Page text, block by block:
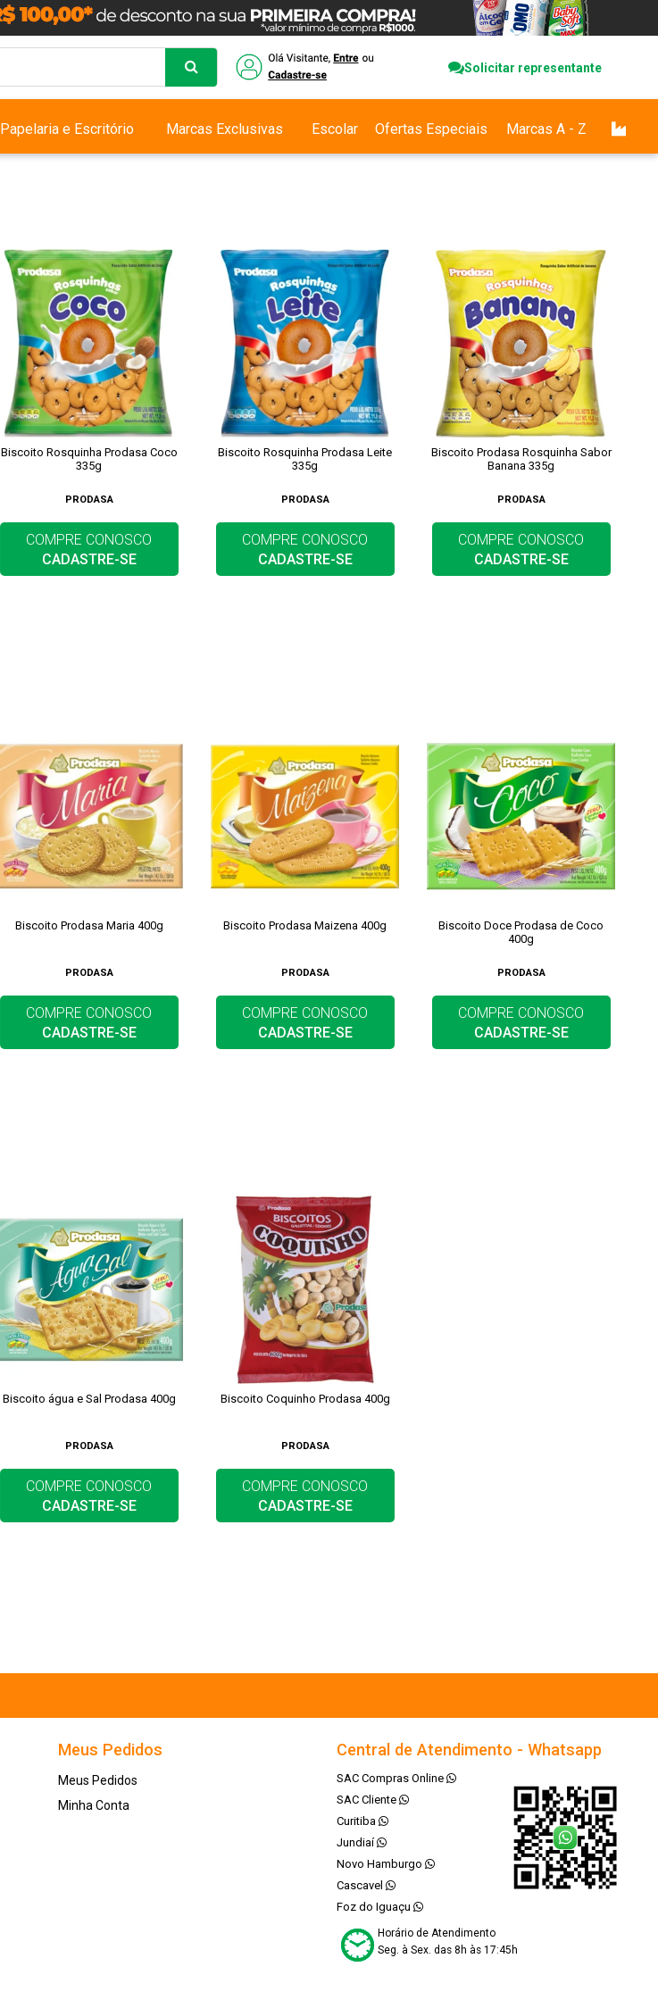
Solicitar representante
Papelaria e Escritório Marcas Exclusivas Escolar Ofertas Especiais Marcas A - Z
Biscoito Rosquinha Prodasa Coco
335g
PRODASA
COMPRE CONOSCO
CADASTRE-SE
Biscoito Rosquinha Prodasa Leite
335g
PRODASA
COMPRE CONOSCO
CADASTRE-SE
Biscoito Prodasa Rosquinha Sabor
Banana 335g
PRODASA
COMPRE CONOSCO
CADASTRE-SE
Biscoito Prodasa Maria 400g
PRODASA
COMPRE CONOSCO
CADASTRE-SE
Biscoito Prodasa Maizena 400g
PRODASA
COMPRE CONOSCO
CADASTRE-SE
Biscoito Doce Prodasa de Coco
400g
PRODASA
COMPRE CONOSCO
CADASTRE-SE
Biscoito água e Sal Prodasa 400g
PRODASA
COMPRE CONOSCO
CADASTRE-SE
Biscoito Coquinho Prodasa 400g
PRODASA
COMPRE CONOSCO
CADASTRE-SE
Meus Pedidos
Meus Pedidos
Minha Conta
Central de Atendimento - Whatsapp
SAC Compras Online
SAC Cliente
Curitiba
Jundiaí
Novo Hamburgo
Cascavel
Foz do Iguaçu
Horário de Atendimento
Seg. à Sex. das 8h às 17:45h